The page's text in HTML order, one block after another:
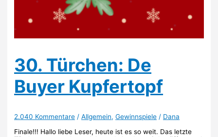
30. Türchen: De
Buyer Kupfertopf
2.040 Kommentare /Allgemein,Gewinnspiele / Dana
Finale!!! Hallo liebe Leser, heute ist es so weit. Das letzte